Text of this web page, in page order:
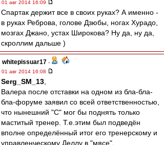
01 авг 2014 16:09
Спартак держит все в своих руках? А именно -
в руках Реброва, голове Дзюбы, ногах Хурадо,
мозгах Джано, устах Широкова? Ну да, ну да,
скроллим дальше )
whitepissuar17 -
01 авг 2014 16:08
Serg_SM_13
Валера после отставки на одном из бла-бла-
бла-форуме заявил со всей ответственностью,
что нынешний "С" мог бы поднять только
маститый тренер. Т.е.этим был подведён
вполне определённый итог его тренерскому и
управленческому Деллу в "мясе".